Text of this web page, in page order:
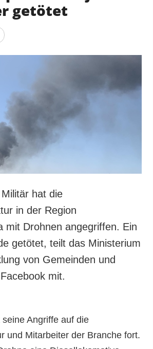
getötet
hat die
in der Region
mit Drohnen angegriffen. Ein
getötet, teilt das Ministerium
von Gemeinden und
mit.
seine Angriffe auf die
und Mitarbeiter der Branche fort.